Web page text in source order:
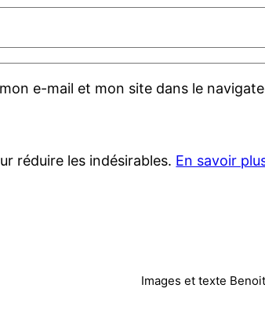
e-mail et mon site dans le
réduire les indésirables. En savoir
Images et texte